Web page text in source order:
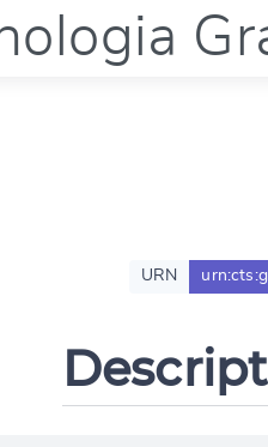
URN